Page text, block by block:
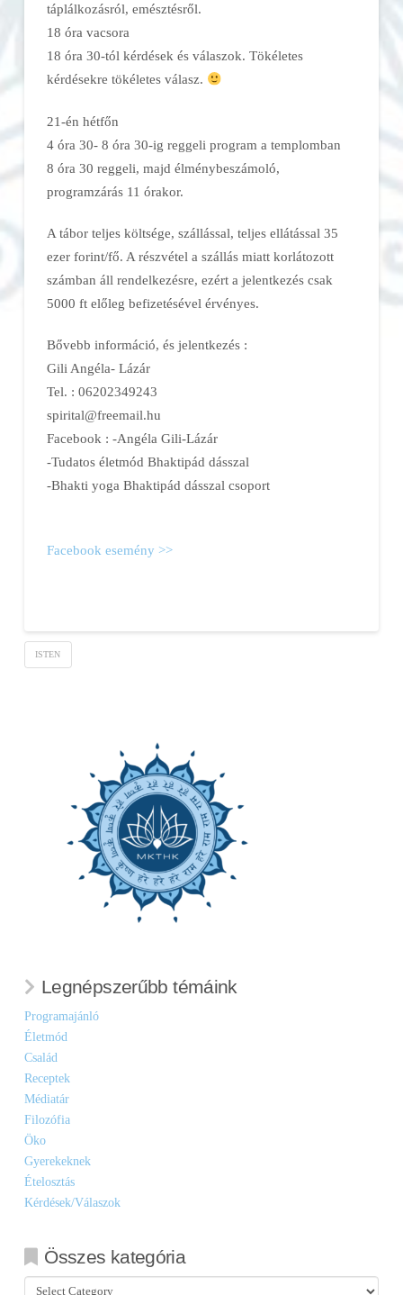
táplálkozásról, emésztésről.
18 óra vacsora
18 óra 30-tól kérdések és válaszok. Tökéletes
kérdésekre tökéletes válasz.
21-én hétfőn
4 óra 30- 8 óra 30-ig reggeli program a templomban
8 óra 30 reggeli, majd élménybeszámoló,
programzárás 11 órakor.
A tábor teljes költsége, szállással, teljes ellátással 35
ezer forint/fő. A részvétel a szállás miatt korlátozott
számban áll rendelkezésre, ezért a jelentkezés csak
5000 ft előleg befizetésével érvényes.
Bővebb információ, és jelentkezés :
Gili Angéla- Lázár
Tel. : 06202349243
spirital@freemail.hu
Facebook : -Angéla Gili-Lázár
-Tudatos életmód Bhaktipád dásszal
-Bhakti yoga Bhaktipád dásszal csoport
Facebook esemény >>
ISTEN
Legnépszerűbb témáink
Programajánló
Életmód
Család
Receptek
Médiatár
Filozófia
Öko
Gyerekeknek
Ételosztás
Kérdések/Válaszok
Összes kategória
Összes